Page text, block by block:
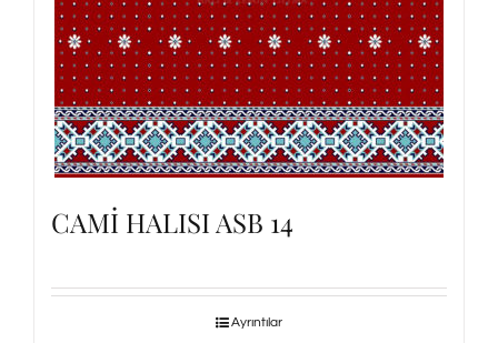
CAMİ HALISI ASB 14
Ayrıntılar